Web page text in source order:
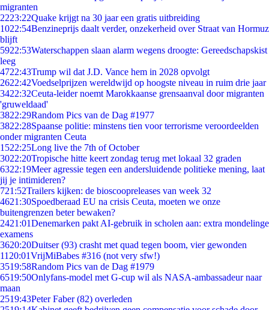
migranten
2223:22Quake krijgt na 30 jaar een gratis uitbreiding
1022:54Benzineprijs daalt verder, onzekerheid over Straat van Hormuz
blijft
5922:53Waterschappen slaan alarm wegens droogte: Gereedschapskist
leeg
4722:43Trump wil dat J.D. Vance hem in 2028 opvolgt
2622:42Voedselprijzen wereldwijd op hoogste niveau in ruim drie jaar
3422:32Ceuta-leider noemt Marokkaanse grensaanval door migranten
'gruweldaad'
3822:29Random Pics van de Dag #1977
3822:28Spaanse politie: minstens tien voor terrorisme veroordeelden
onder migranten Ceuta
1522:25Long live the 7th of October
3022:20Tropische hitte keert zondag terug met lokaal 32 graden
6322:19Meer agressie tegen een andersluidende politieke mening, laat
jij je intimideren?
721:52Trailers kijken: de bioscoopreleases van week 32
4621:30Spoedberaad EU na crisis Ceuta, moeten we onze
buitengrenzen beter bewaken?
2421:01Denemarken pakt AI-gebruik in scholen aan: extra mondelinge
examens
3620:20Duitser (93) crasht met quad tegen boom, vier gewonden
11 20:01VrijMiBabes #316 (not very sfw!)
3519:58Random Pics van de Dag #1979
6519:50Onlyfans-model met G-cup wil als NASA-ambassadeur naar
maan
2519:43Peter Faber (82) overleden